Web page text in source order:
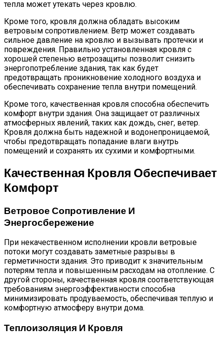
тепла может утекать через кровлю.
Кроме того, кровля должна обладать высоким
ветровым сопротивлением. Ветр может создавать
сильное давление на кровлю и вызывать протечки и
повреждения. Правильно установленная кровля с
хорошей степенью ветрозащиты позволит снизить
энергопотребление здания, так как будет
предотвращать проникновение холодного воздуха и
обеспечивать сохранение тепла внутри помещений.
Кроме того, качественная кровля способна обеспечить
комфорт внутри здания. Она защищает от различных
атмосферных явлений, таких как дождь, снег, ветер.
Кровля должна быть надежной и водонепроницаемой,
чтобы предотвращать попадание влаги внутрь
помещений и сохранять их сухими и комфортными.
Качественная Кровля Обеспечивает
Комфорт
Ветровое Сопротивление И
Энергосбережение
При некачественном исполнении кровли ветровые
потоки могут создавать заметные разрывы в
герметичности здания. Это приводит к значительным
потерям тепла и повышенным расходам на отопление. С
другой стороны, качественная кровля соответствующая
требованиям энергоэффективности способна
минимизировать продуваемость, обеспечивая теплую и
комфортную атмосферу внутри дома.
Теплоизоляция И Кровля